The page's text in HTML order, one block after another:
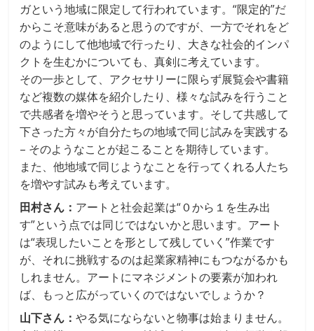
ガという地域に限定して行われています。“限定的”だ
からこそ意味があると思うのですが、一方でそれをど
のようにして他地域で行ったり、大きな社会的インパ
クトを生むかについても、真剣に考えています。
その一歩として、アクセサリーに限らず展覧会や書籍
など複数の媒体を紹介したり、様々な試みを行うこと
で共感者を増やそうと思っています。そして共感して
下さった方々が自分たちの地域で同じ試みを実践する
– そのようなことが起こることを期待しています。
また、他地域で同じようなことを行ってくれる人たち
を増やす試みも考えています。
田村さん： アートと社会起業は“０から１を生み出
す”という点では同じではないかと思います。アート
は“表現したいことを形として残していく”作業です
が、それに挑戦するのは起業家精神にもつながるかも
しれません。アートにマネジメントの要素が加われ
ば、もっと広がっていくのではないでしょうか？
山下さん：やる気にならないと物事は始まりません。